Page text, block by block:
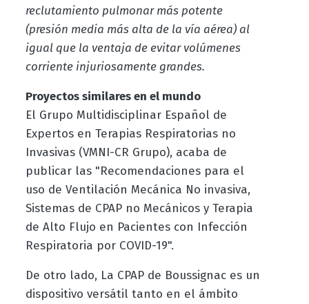
reclutamiento pulmonar más potente
(presión media más alta de la vía aérea) al
igual que la ventaja de evitar volúmenes
corriente injuriosamente grandes.
Proyectos similares en el mundo
El Grupo Multidisciplinar Español de
Expertos en Terapias Respiratorias no
Invasivas (VMNI-CR Grupo), acaba de
publicar las "Recomendaciones para el
uso de Ventilación Mecánica No invasiva,
Sistemas de CPAP no Mecánicos y Terapia
de Alto Flujo en Pacientes con Infección
Respiratoria por COVID-19".
De otro lado, La CPAP de Boussignac es un
dispositivo versátil tanto en el ámbito